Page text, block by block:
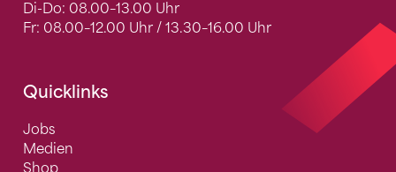
Di-Do: 08.00–13.00 Uhr
Fr: 08.00–12.00 Uhr / 13.30–16.00 Uhr
Quicklinks
Jobs
Medien
Shop